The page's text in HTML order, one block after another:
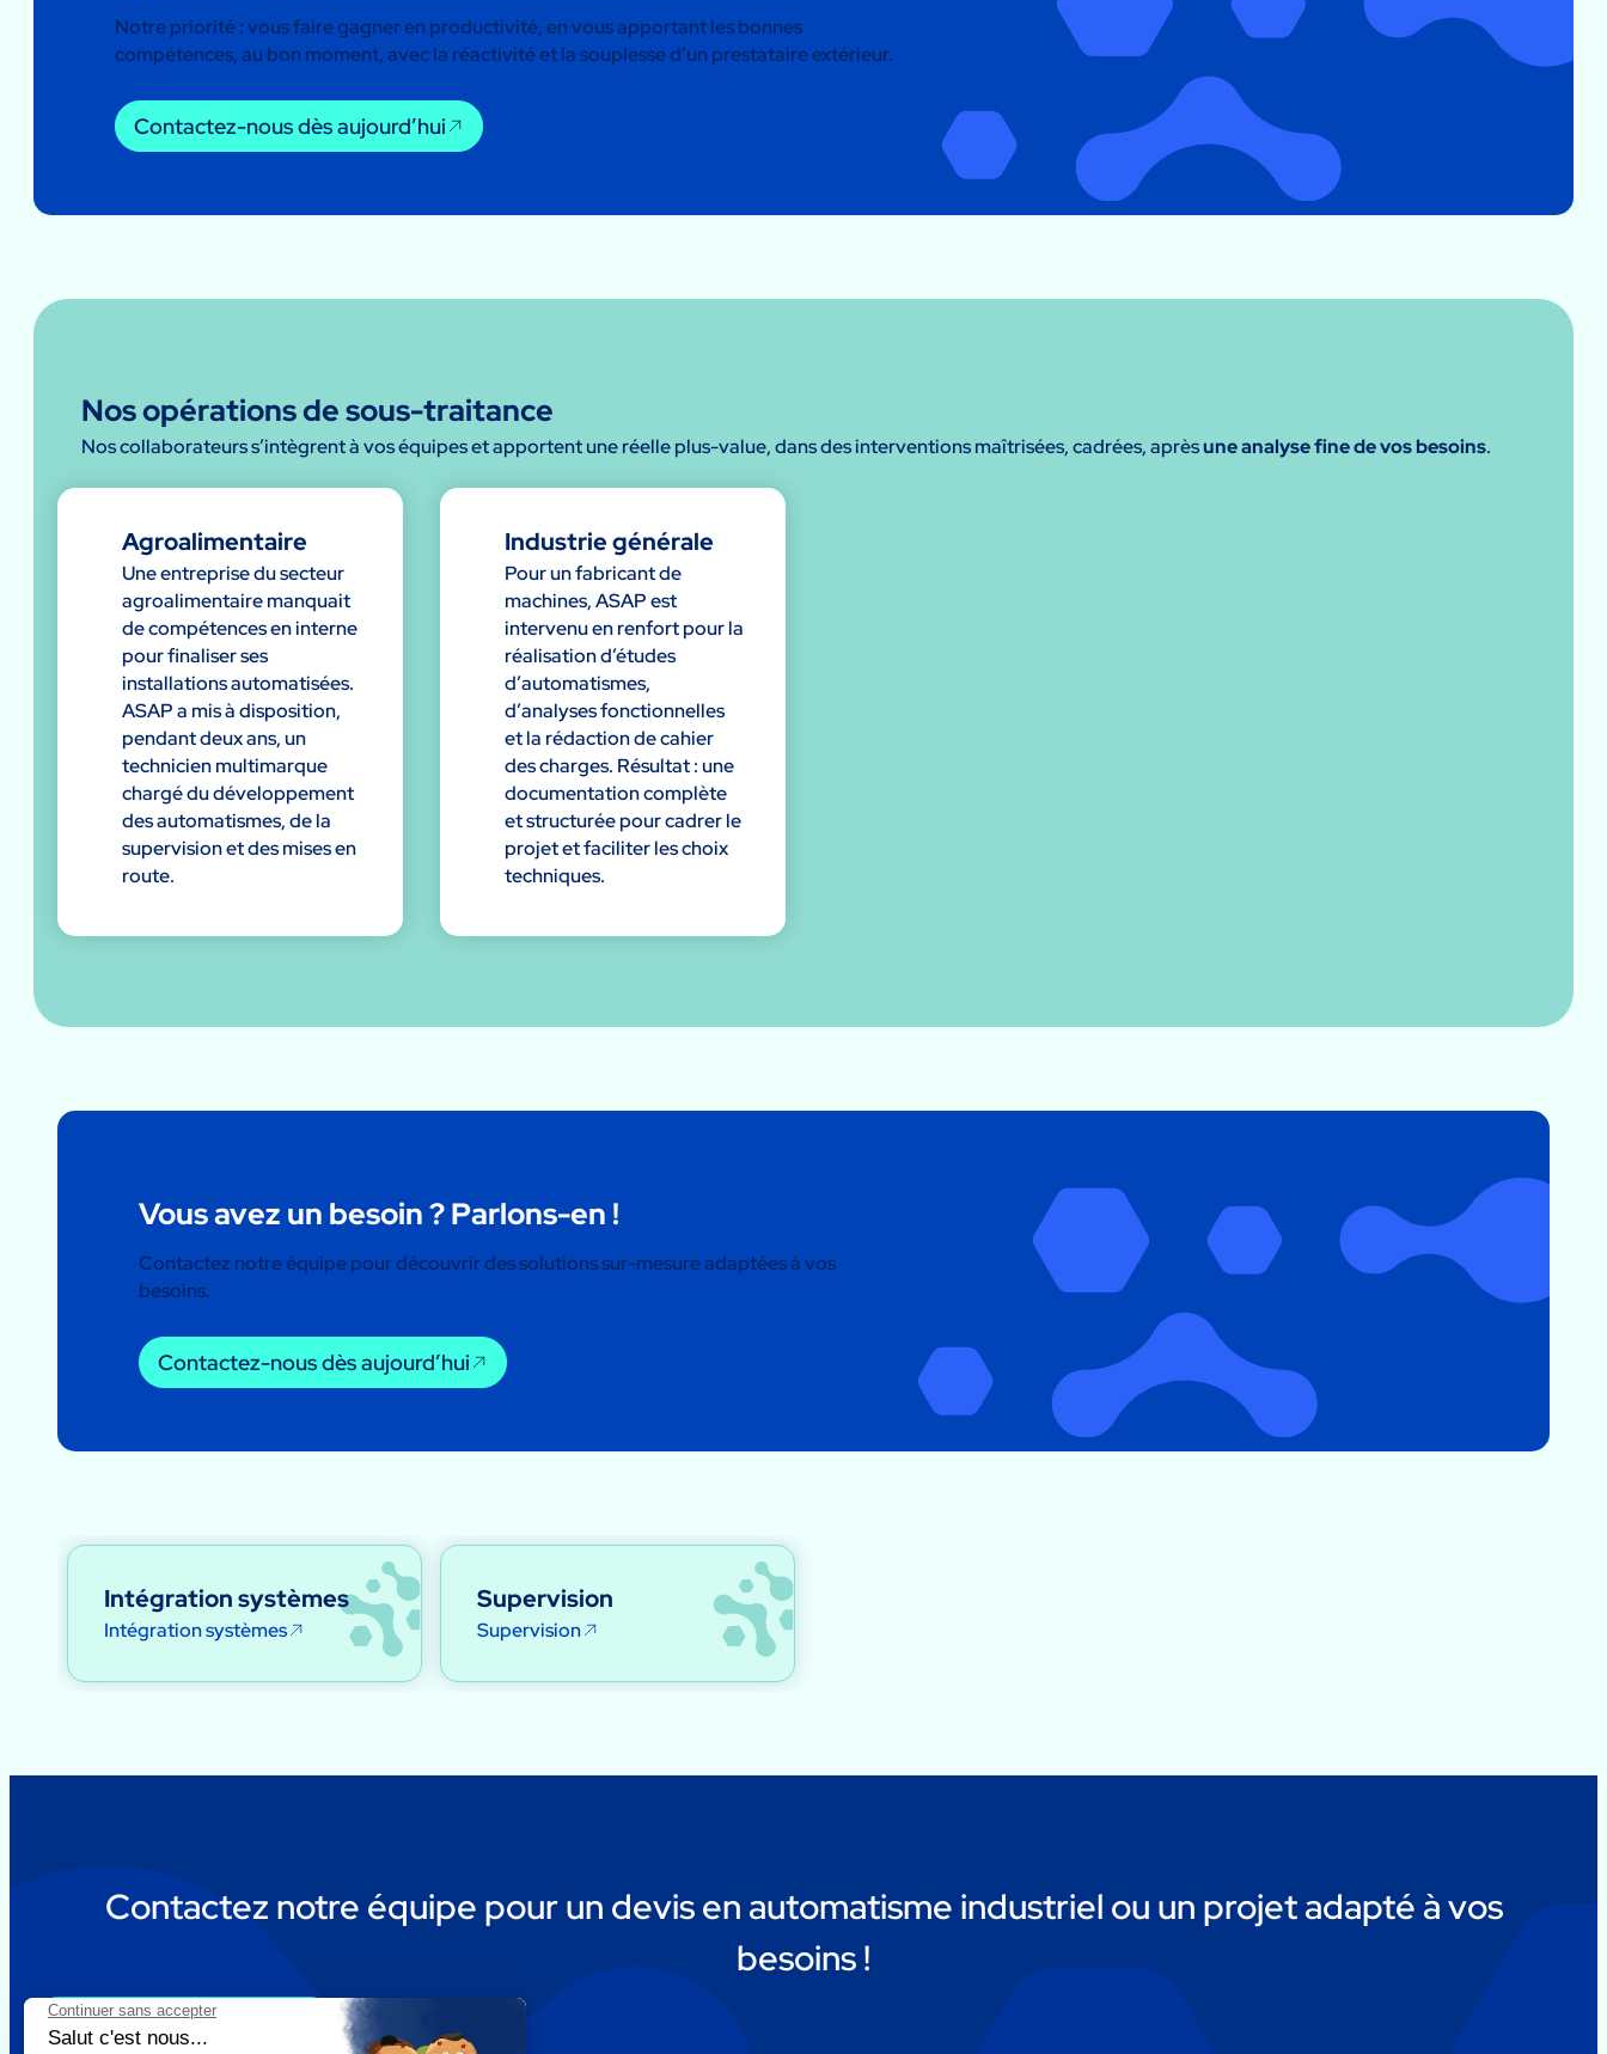
Notre priorité : vous faire gagner en productivité, en vous apportant les bonnes
compétences, au bon moment, avec la réactivité et la souplesse d’un prestataire extérieur.
Contactez-nous dès aujourd’hui
Nos opérations de sous-traitance
Nos collaborateurs s’intègrent à vos équipes et apportent une réelle plus-value, dans des interventions maîtrisées, cadrées, aprèsune analyse fine de vos besoins.
Agroalimentaire
Une entreprise du secteur
agroalimentaire manquait
de compétences en interne
pour finaliser ses
installations automatisées.
ASAP a mis à disposition,
pendant deux ans, un
technicien multimarque
chargé du développement
des automatismes, de la
supervision et des mises en
route.
Industrie générale
Pour un fabricant de
machines, ASAP est
intervenu en renfort pour la
réalisation d’études
d’automatismes,
d’analyses fonctionnelles
et la rédaction de cahier
des charges. Résultat : une
documentation complète
et structurée pour cadrer le
projet et faciliter les choix
techniques.
Vous avez un besoin ? Parlons-en !
Contactez notre équipe pour découvrir des solutions sur-mesure adaptées à vos
besoins.
Contactez-nous dès aujourd’hui
Intégration systèmes
Intégration systèmes
Supervision
Supervision
Contactez notre équipe pour un devis en automatisme industriel ou un projet adapté à vos
besoins !
Discutons de votre projet